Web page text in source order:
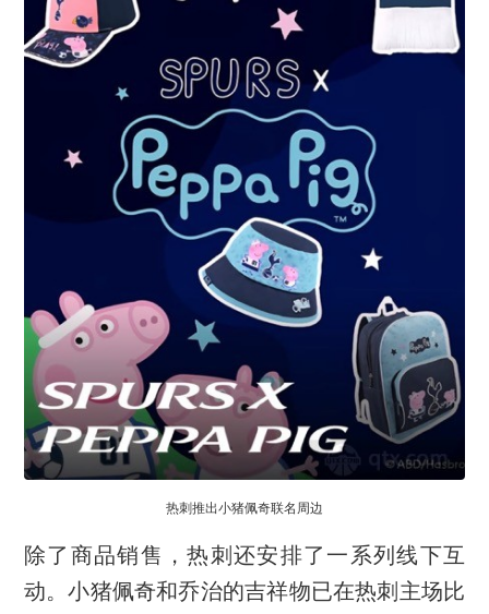
热刺推出小猪佩奇联名周边
除了商品销售，热刺还安排了一系列线下互
动。小猪佩奇和乔治的吉祥物已在热刺主场比